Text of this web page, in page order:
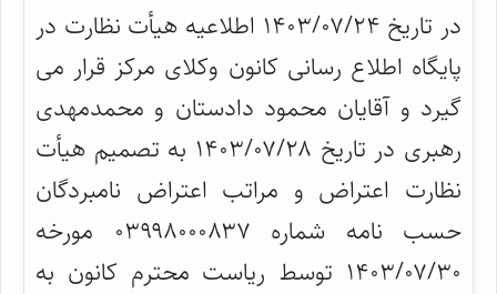
در تاریخ ۱۴۰۳/۰۷/۲۴ اطلاعیه هیأت نظارت در
پایگاه اطلاع رسانی کانون وکلای مرکز قرار می
گیرد و آقایان محمود دادستان و محمدمهدی
رهبری در تاریخ ۱۴۰۳/۰۷/۲۸ به تصمیم هیأت
نظارت اعتراض و مراتب اعتراض نامبردگان
حسب نامه شماره ۰۳۹۹۸۰۰۰۸۳۷ مورخه
۱۴۰۳/۰۷/۳۰ توسط ریاست محترم کانون به